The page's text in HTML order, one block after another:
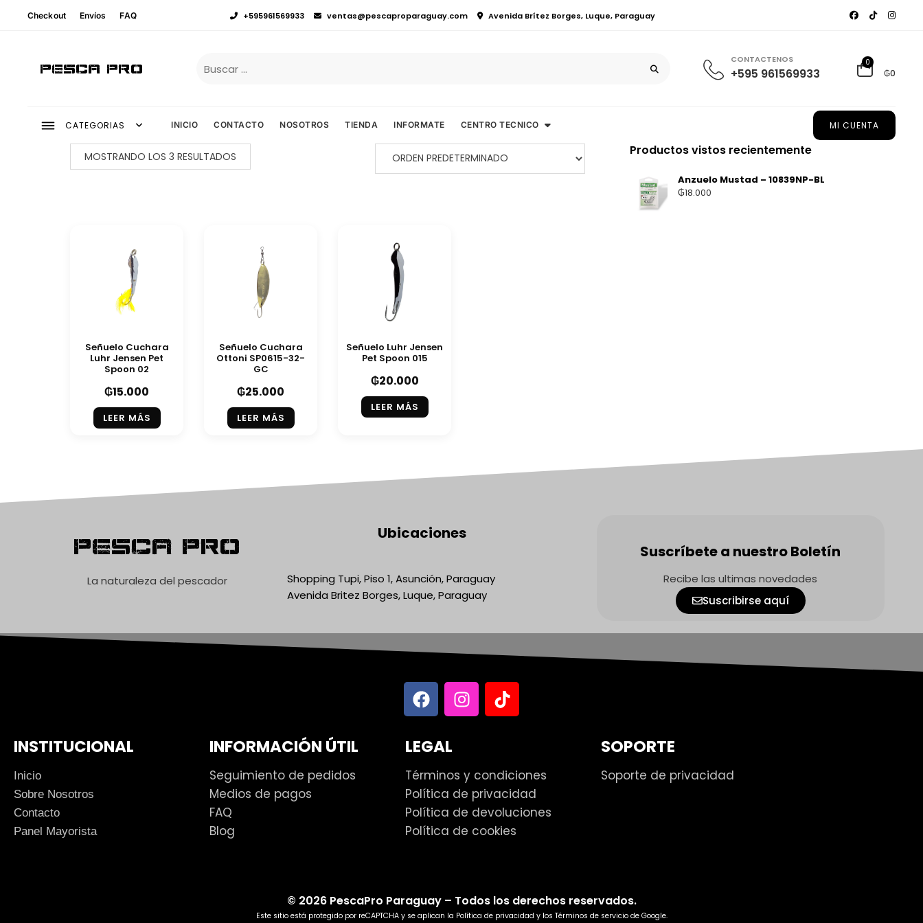
Checkout Envíos FAQ +595961569933 ventas@pescaproparaguay.com Avenida Brítez Borges, Luque, Paraguay
Pesca Pro
CONTACTENOS
+595 961569933
0
₲0
CATEGORIAS INICIO CONTACTO NOSOTROS TIENDA INFORMATE CENTRO TECNICO MI CUENTA
MOSTRANDO LOS 3 RESULTADOS
Señuelo Cuchara
Luhr Jensen Pet
Spoon 02
₲15.000
LEER MÁS
Señuelo Cuchara
Ottoni SP0615-32-
GC
₲25.000
LEER MÁS
Señuelo Luhr Jensen
Pet Spoon 015
₲20.000
LEER MÁS
Productos vistos recientemente
Anzuelo Mustad – 10839NP-BL
₲18.000
Pesca Pro
La naturaleza del pescador
Ubicaciones
Shopping Tupi, Piso 1, Asunción, Paraguay
Avenida Britez Borges, Luque, Paraguay
Suscríbete a nuestro Boletín
Recibe las ultimas novedades
Suscribirse aquí
INSTITUCIONAL
Inicio
Sobre Nosotros
Contacto
Panel Mayorista
INFORMACIÓN ÚTIL
Seguimiento de pedidos
Medios de pagos
FAQ
Blog
LEGAL
Términos y condiciones
Política de privacidad
Política de devoluciones
Política de cookies
SOPORTE
Soporte de privacidad
© 2026 PescaPro Paraguay – Todos los derechos reservados.
Este sitio está protegido por reCAPTCHA y se aplican la Política de privacidad y los Términos de serviciode Google.